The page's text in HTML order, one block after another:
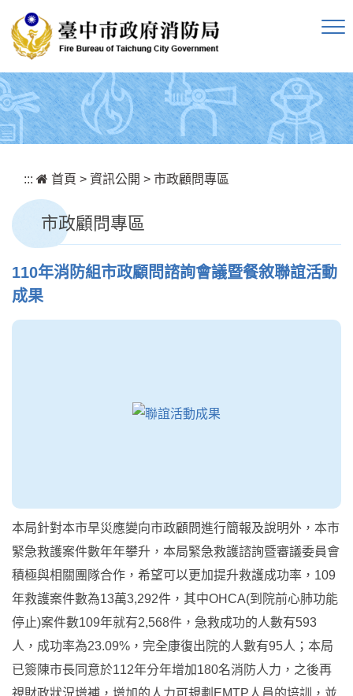
::: 首頁 > 資訊公開 > 市政顧問專區
市政顧問專區
110年消防組市政顧問諮詢會議暨餐敘聯誼活動
成果
本局針對本市旱災應變向市政顧問進行簡報及說明外，本市
緊急救護案件數年年攀升，本局緊急救護諮詢暨審議委員會
積極與相關團隊合作，希望可以更加提升救護成功率，109
年救護案件數為13萬3,292件，其中OHCA(到院前心肺功能
停止)案件數109年就有2,568件，急救成功的人數有593
人，成功率為23.09%，完全康復出院的人數有95人；本局
已簽陳市長同意於112年分年增加180名消防人力，之後再
視財政狀況增補，增加的人力可規劃EMTP人員的培訓，並